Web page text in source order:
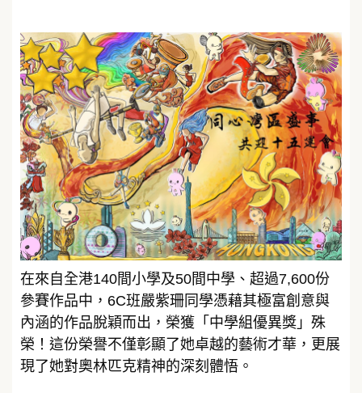
在來自全港140間小學及50間中學、超過7,600份
參賽作品中，6C班嚴紫珊同學憑藉其極富創意與
內涵的作品脫穎而出，榮獲「中學組優異獎」殊
榮！這份榮譽不僅彰顯了她卓越的藝術才華，更展
現了她對奧林匹克精神的深刻體悟。